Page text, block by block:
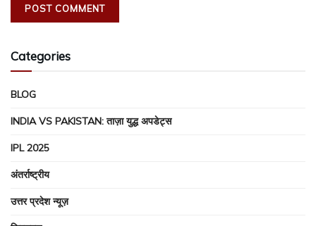
Categories
BLOG
INDIA VS PAKISTAN: ताज़ा युद्ध अपडेट्स
IPL 2025
अंतर्राष्ट्रीय
उत्तर प्रदेश न्यूज़